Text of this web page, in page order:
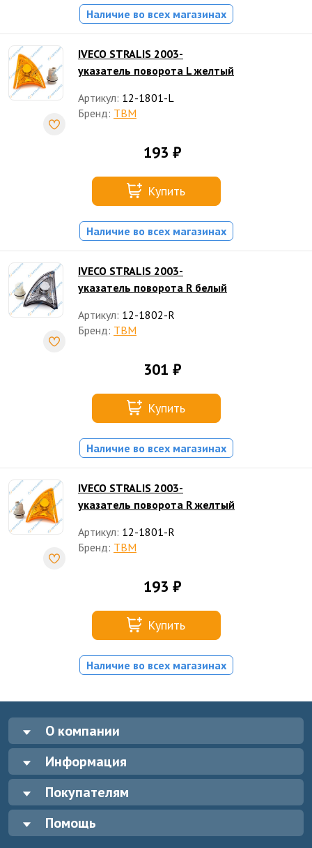
Наличие во всех магазинах
IVECO STRALIS 2003-
указатель поворота L желтый
Артикул: 12-1801-L
Бренд: TBM
193 ₽
Купить
Наличие во всех магазинах
IVECO STRALIS 2003-
указатель поворота R белый
Артикул: 12-1802-R
Бренд: TBM
301 ₽
Купить
Наличие во всех магазинах
IVECO STRALIS 2003-
указатель поворота R желтый
Артикул: 12-1801-R
Бренд: TBM
193 ₽
Купить
Наличие во всех магазинах
О компании
Информация
Покупателям
Помощь